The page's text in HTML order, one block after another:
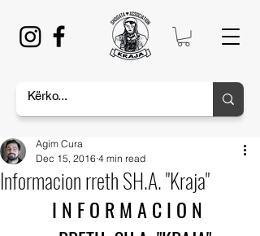
Informacion rreth SH.A. "Kraja"
Agim Cura
Dec 15, 2016 4 min read
I N F O R M A C I O N